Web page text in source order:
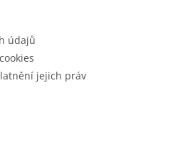
údajů
jejich práv